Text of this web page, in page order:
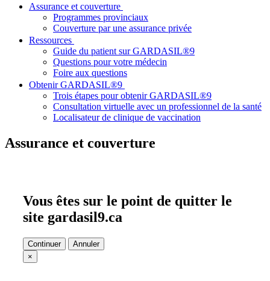
Assurance et couverture
Programmes provinciaux
Couverture par une assurance privée
Ressources
Guide du patient sur GARDASIL®9
Questions pour votre médecin
Foire aux questions
Obtenir GARDASIL®9
Trois étapes pour obtenir GARDASIL®9
Consultation virtuelle avec un professionnel de la santé
Localisateur de clinique de vaccination
Assurance et couverture
Vous êtes sur le point de quitter le
site gardasil9.ca
Continuer
Annuler
×